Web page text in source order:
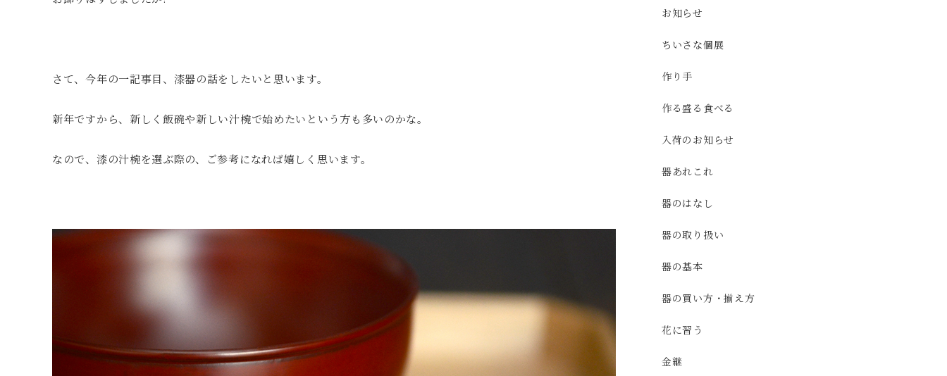
さて、今年の一記事目、漆器の話をしたいと思います。
新年ですから、新しく飯碗や新しい汁椀で始めたいという方も多いのかな。
なので、漆の汁椀を選ぶ際の、ご参考になれば嬉しく思います。
お知らせ
ちいさな個展
作り手
作る盛る食べる
入荷のお知らせ
器あれこれ
器のはなし
器の取り扱い
器の基本
器の買い方・揃え方
花に習う
金継